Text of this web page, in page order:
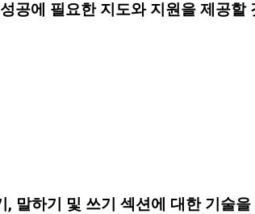
공에 필요한 지도와 지원을 제공할
말하기 및 쓰기 섹션에 대한 기술